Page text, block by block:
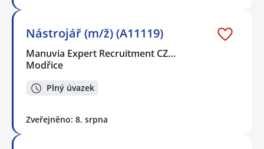
Nástrojář (m/ž) (A11119)
Manuvia Expert Recruitment CZ…
Modřice
Plný úvazek
Zveřejněno: 8. srpna